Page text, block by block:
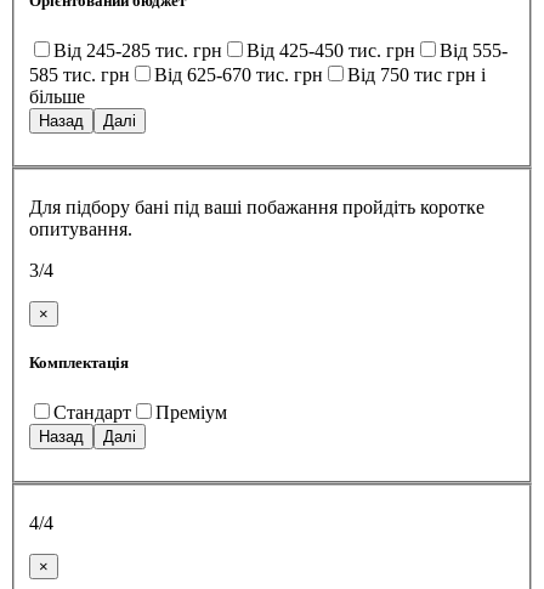
Від 245-285 тис. грн Від 425-450 тис. грн
Від 555-
585 тис. грн
Від 625-670 тис. грн
Від 750 тис грн і
більше
Назад Далі
Для підбору бані під ваші побажання пройдіть коротке
опитування.
3/4
×
Комплектація
Стандарт Преміум
Назад Далі
4/4
×